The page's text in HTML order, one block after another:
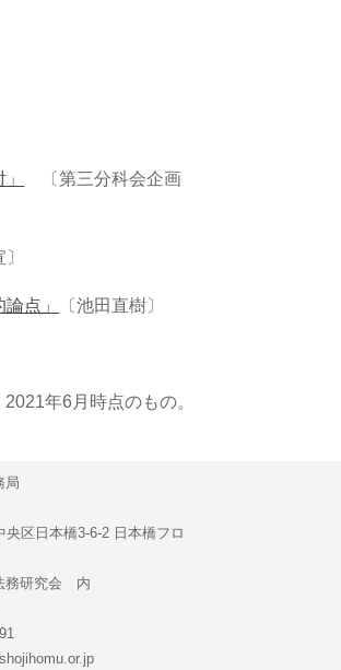
〔第三分科会企画
点」 〔池田直樹〕
月時点のもの。
局
央区日本橋3-6-2 日本橋フロ
務研究会 内